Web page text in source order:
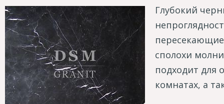
Глубокий
сполохи
подходит для
комнатах, а